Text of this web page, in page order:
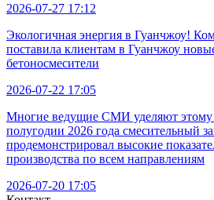
2026-07-27 17:12
Экологичная энергия в Гуанчжоу!
поставила клиентам в Гуанчжоу
бетоносмесители
2026-07-22 17:05
Многие ведущие СМИ уделяют
полугодии 2026 года смесительный
продемонстрировал высокие
производства по всем направлениям
2026-07-20 17:05